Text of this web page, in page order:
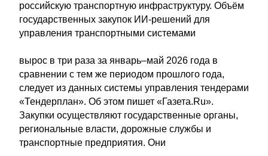
российскую транспортную инфраструктуру. Объём
государственных закупок ИИ-решений для
управления транспортными системами
вырос в три раза за январь–май 2026 года в
сравнении с тем же периодом прошлого года,
следует из данных системы управления тендерами
«Тендерплан». Об этом пишет «Газета.Ru».
Закупки осуществляют государственные органы,
региональные власти, дорожные службы и
транспортные предприятия. Они